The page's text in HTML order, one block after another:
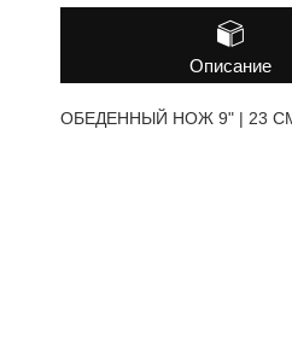
Описание
ОБЕДЕННЫЙ НОЖ 9" | 23